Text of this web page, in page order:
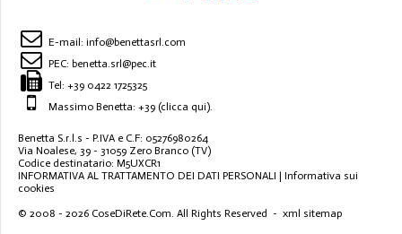
E-mail: info@benettasrl.com
PEC: benetta.srl@pec.it
Tel: +39 0422 1725325
Massimo Benetta: +39 (clicca qui).
Benetta S.r.l.s - P.IVA e C.F: 05276980264
Via Noalese, 39 - 31059 Zero Branco (TV)
Codice destinatario: M5UXCR1
INFORMATIVA AL TRATTAMENTO DEI DATI PERSONALI | Informativa sui
cookies
© 2008 - 2026 CoseDiRete.Com. All Rights Reserved - xml sitemap